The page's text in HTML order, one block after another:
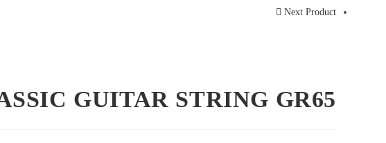
Next Product
GUITAR STRING GR65